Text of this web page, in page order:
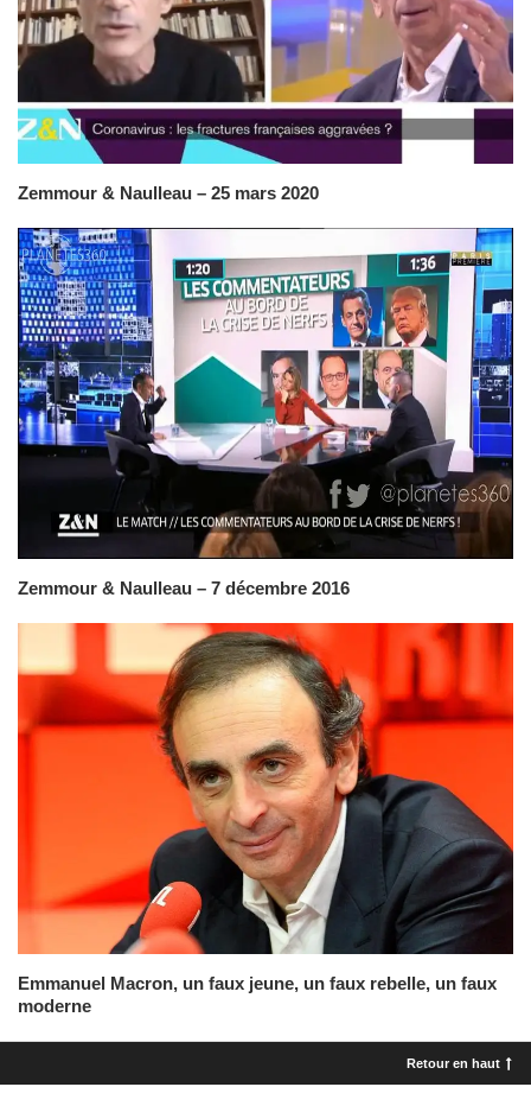
Zemmour & Naulleau – 25 mars 2020
Zemmour & Naulleau – 7 décembre 2016
Emmanuel Macron, un faux jeune, un faux rebelle, un faux
moderne
Retour en haut